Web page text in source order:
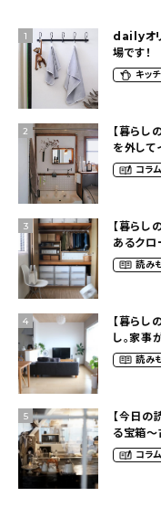
1
dailyオ
場です！
キッ
2
【暮らし
を外して
へ〜築１
（
コラム
3
【暮らし
あるクロ
し（読み
4
【暮らし
し。家事
賃貸暮ら
読み
5
【今日
る宝箱〜
（
コラム